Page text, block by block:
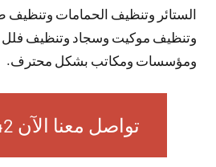
الستائر وتنظيف الحمامات وتنظيف
وتنظيف موكيت وسجاد وتنظيف
ومؤسسات ومكاتب بشكل محترف.
تواصل معنا الآن 55549242